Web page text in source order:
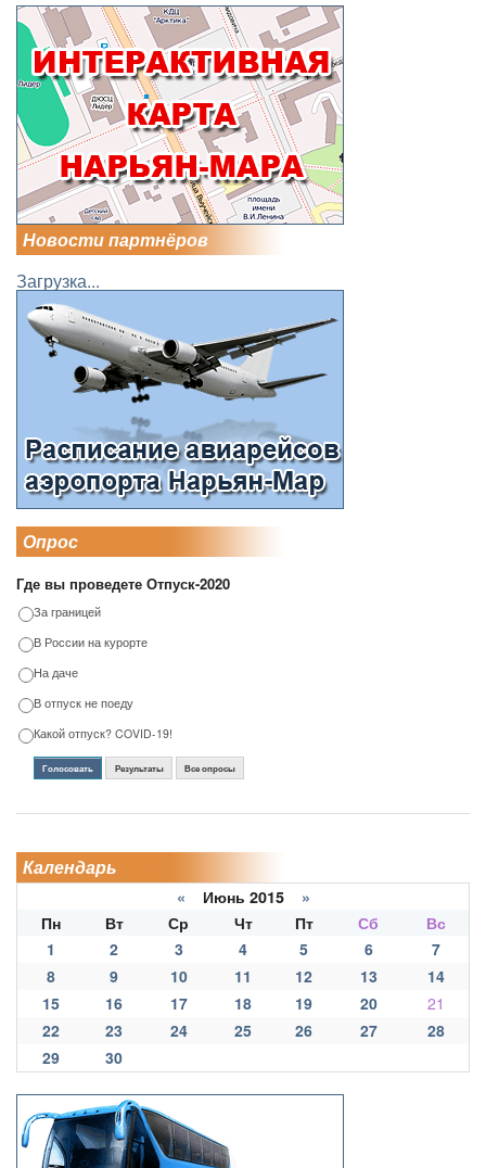
Новости партнёров
Загрузка...
Опрос
Где вы проведете Отпуск-2020
За границей
В России на курорте
На даче
В отпуск не поеду
Какой отпуск? COVID-19!
Голосовать Результаты Все опросы
Календарь
« Июнь 2015 »
Пн
Вт Ср Чт Пт Сб
Вс
1
2 3 4 5 6
7
8
9 10 11 12 13
14
15
16 17 18 19 20
21
22
23 24 25 26 27
28
29
30